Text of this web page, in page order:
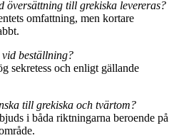
översättning till grekiska levereras?
omfattning, men kortare
beställning?
sekretess och enligt gällande
till grekiska och tvärtom?
i båda riktningarna beroende på